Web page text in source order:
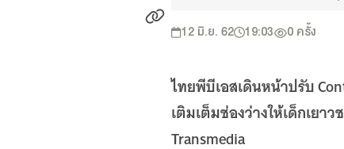
View The World via The Voice
Thai PBS World
เพราะพลังการสื่อสารอยู่ในมือคุณ
12 มิ.ย. 62 19:03 0 ครั้ง
ไทยพีบีเอสเดินหน้าปรับ
เติมเต็มช่องว่างให้เด็กเย
Transmedia